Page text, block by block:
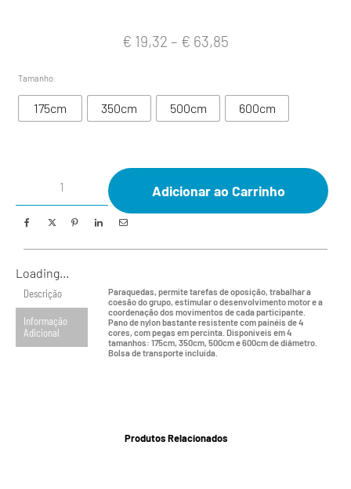
€ 19,32 – € 63,85
Tamanho:
175cm 350cm 500cm 600cm
Adicionar ao Carrinho
Loading...
Descrição
Informação
Adicional
Paraquedas, permite tarefas de oposição, trabalhar a
coesão do grupo, estimular o desenvolvimento motor e a
coordenação dos movimentos de cada participante.
Pano de nylon bastante resistente com painéis de 4
cores, com pegas em percinta. Disponíveis em 4
tamanhos: 175cm, 350cm, 500cm e 600cm de diâmetro.
Bolsa de transporte incluída.
Produtos Relacionados